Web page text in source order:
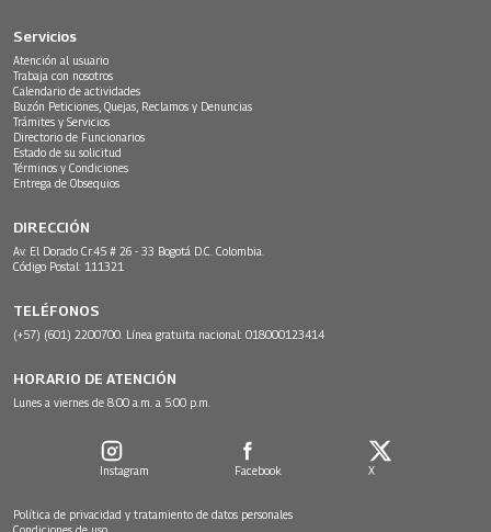
Servicios
Atención al usuario
Trabaja con nosotros
Calendario de actividades
Buzón Peticiones, Quejas, Reclamos y Denuncias
Trámites y Servicios
Directorio de Funcionarios
Estado de su solicitud
Términos y Condiciones
Entrega de Obsequios
DIRECCIÓN
Av. El Dorado Cr.45 # 26 - 33 Bogotá D.C. Colombia.
Código Postal: 111321
TELÉFONOS
(+57) (601) 2200700. Línea gratuita nacional: 018000123414
HORARIO DE ATENCIÓN
Lunes a viernes de 8:00 a.m. a 5:00 p.m.
Instagram Facebook X
Política de privacidad y tratamiento de datos personales